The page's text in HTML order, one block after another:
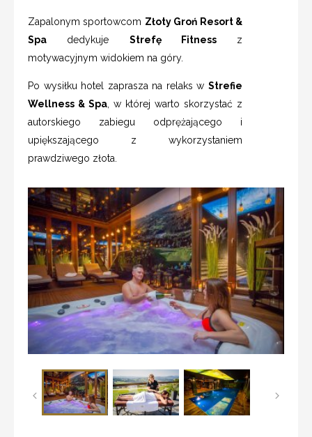
Zapalonym sportowcom Złoty Groń Resort &
Spa dedykuje Strefę Fitnessz
motywacyjnym widokiem na góry.
Po wysiłku hotel zaprasza na relaks w Strefie
Wellness & Spa , w której warto skorzystać z
autorskiego zabiegu odprężającego i
upiększającego z wykorzystaniem
prawdziwego złota.